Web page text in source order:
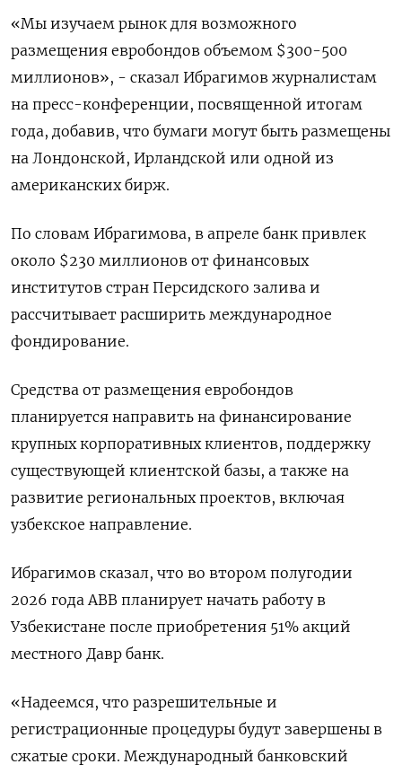
«Мы изучаем рынок для возможного
размещения евробондов объемом $300-500
миллионов», - сказал Ибрагимов журналистам
на пресс-конференции, посвященной итогам
года, добавив, что ​бумаги могут быть размещены
на ​Лондонской, Ирландской ​или одной из
американских ⁠бирж.
По словам Ибрагимова, в апреле банк ‌привлек
около $230 миллионов от финансовых
институтов ‌стран Персидского залива и
рассчитывает расширить международное
фондирование.
Средства от размещения евробондов
планируется ​направить на финансирование
крупных корпоративных клиентов, поддержку
существующей клиентской базы, ‌а также на
развитие региональных проектов, включая
узбекское направление.
Ибрагимов сказал, ​что во втором полугодии
2026 года ABB планирует начать работу ‌в
Узбекистане после приобретения 51% акций
местного Давр банк.
«Надеемся, что разрешительные и
регистрационные процедуры будут завершены в
сжатые сроки. ​Международный банковский